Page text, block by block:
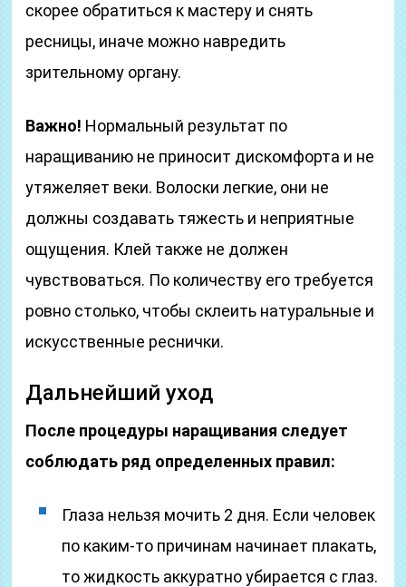
скорее обратиться к мастеру и снять
ресницы, иначе можно навредить
зрительному органу.
Важно! Нормальный результат по
наращиванию не приносит дискомфорта и не
утяжеляет веки. Волоски легкие, они не
должны создавать тяжесть и неприятные
ощущения. Клей также не должен
чувствоваться. По количеству его требуется
ровно столько, чтобы склеить натуральные и
искусственные реснички.
Дальнейший уход
После процедуры наращивания следует
соблюдать ряд определенных правил:
Глаза нельзя мочить 2 дня. Если человек
по каким-то причинам начинает плакать,
то жидкость аккуратно убирается с глаз.